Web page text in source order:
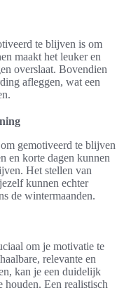
te blijven is om
maakt het leuker en
overslaat. Bovendien
afleggen, wat een
gemotiveerd te blijven
en korte dagen kunnen
Het stellen van
kunnen echter
de wintermaanden.
om je motivatie te
relevante en
kan je een duidelijk
Een realistisch